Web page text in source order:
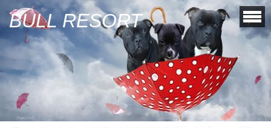
BULL RESORT